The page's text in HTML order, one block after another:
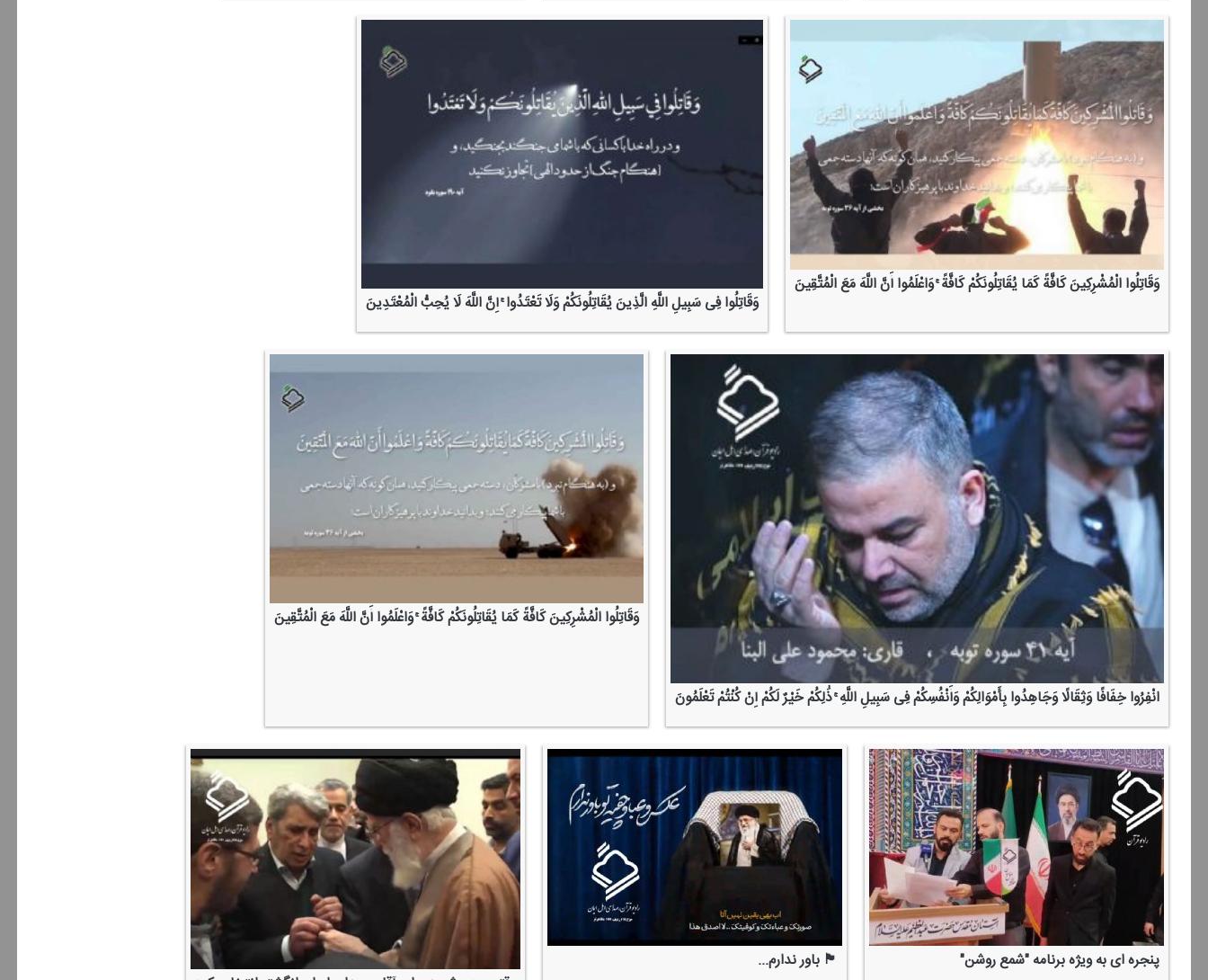
وَقَاتِلُوا الْمُشْرِكِینَ كَافَّةً كَمَا یُقَاتِلُونَكُمْ كَافَّةً ۚ وَاعْلَمُوا أَنَّ اللَّهَ مَعَ الْمُتَّقِینَ
وَقَاتِلُوا فِی سَبِیلِ اللَّهِ الَّذِینَ یُقَاتِلُونَكُمْ وَلَا تَعْتَدُوا ۚ إِنَّ اللَّهَ لَا یُحِبُّ الْمُعْتَدِینَ
انْفِرُوا خِفَافًا وَثِقَالًا وَجَاهِدُوا بِأَمْوَالِكُمْ وَأَنْفُسِكُمْ فِی سَبِیلِ اللَّهِ ۚ ذَٰلِكُمْ خَیْرٌ لَكُمْ إِنْ كُنْتُمْ تَعْلَمُونَ
وَقَاتِلُوا الْمُشْرِكِینَ كَافَّةً كَمَا یُقَاتِلُونَكُمْ كَافَّةً ۚ وَاعْلَمُوا أَنَّ اللَّهَ مَعَ الْمُتَّقِینَ
پنجره ای به ویژه برنامه "شمع روشن"
🏴 باور ندارم...